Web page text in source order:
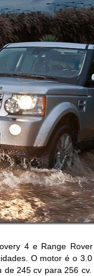
4 e Range
O motor é o 3.0
245 cv para 256